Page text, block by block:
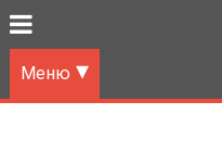
Меню